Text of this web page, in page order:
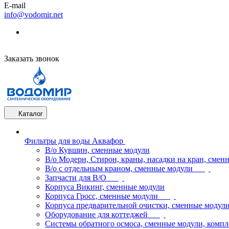
E-mail
info@vodomir.net
Заказать звонок
Каталог
Фильтры для воды Аквафор
В/о Кувшин, сменные модули
В/о Модерн, Стирон, краны, насадки на кран,
В/о с отдельным краном, сменные модули
Запчасти для В/О
Корпуса Викинг, сменные модули
Корпуса Гросс, сменные модули
Корпуса предварительной очистки, сменные модули
Оборудование для коттеджей
Системы обратного осмоса, сменные модули,